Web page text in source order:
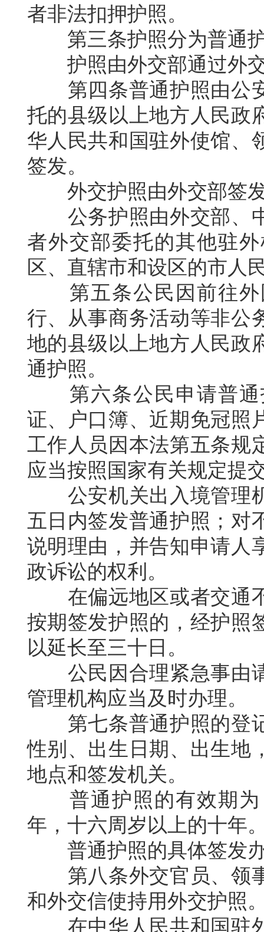
者非法扣押护照。
第三条护照分为普通
护照由外交部通过外
第四条普通护照由公
托的县级以上地方人民政
华人民共和国驻外使馆、
签发。
外交护照由外交部签
公务护照由外交部、
者外交部委托的其他驻
区、直辖市和设区的市人
第五条公民因前往
行、从事商务活动等非公
地的县级以上地方人民政
通护照。
第六条公民申请普
证、户口簿、近期免冠照
工作人员因本法第五条规
应当按照国家有关规定提
公安机关出入境管理
五日内签发普通护照；对
说明理由，并告知申请人
政诉讼的权利。
在偏远地区或者交通
按期签发护照的，经护照
以延长至三十日。
公民因合理紧急事由
管理机构应当及时办理。
第七条普通护照的登
性别、出生日期、出生地
地点和签发机关。
普通护照的有效期
年，十六周岁以上的十年
普通护照的具体签发
第八条外交官员、领
和外交信使持用外交护照
在中华人民共和国驻